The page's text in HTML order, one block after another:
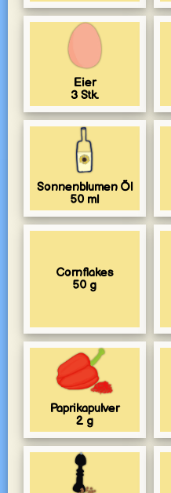
Eier
3 Stk.
Sonnenblumen Öl
50 ml
Cornflakes
50 g
Paprikapulver
2 g